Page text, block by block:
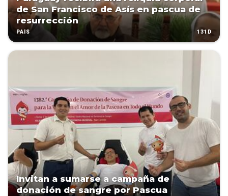
de San Francisco de Asís en pascua de
resurrección
PAÍS 131D
Invitan a sumarse a campaña de
donación de sangre por Pascua